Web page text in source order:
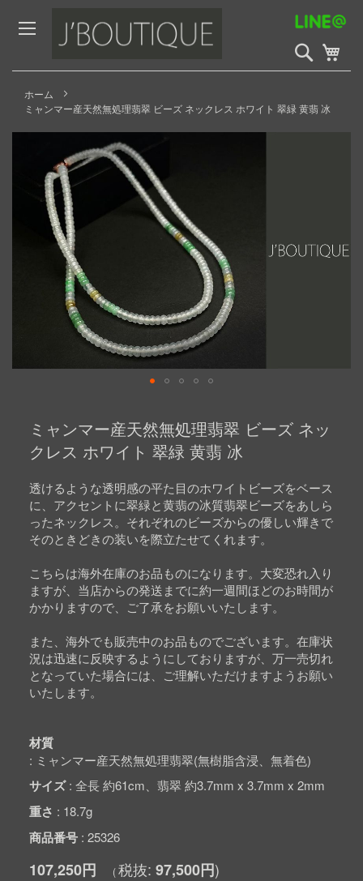
to
Content
検
索
開
ホーム
ミャンマー産天然無処理翡翠 ビーズ ネックレス ホワイト 翠緑 黄翡 冰
Skip
beginning
images
gallery
ミャンマー産天然無処理翡翠 ビーズ ネッ
クレス ホワイト 翠緑 黄翡 冰
透けるような透明感の平た目のホワイトビーズをベース
に、アクセントに翠緑と黄翡の冰質翡翠ビーズをあしら
ったネックレス。それぞれのビーズからの優しい輝きで
そのときどきの装いを際立たせてくれます。
こちらは海外在庫のお品ものになります。大変恐れ入り
ますが、当店からの発送までに約一週間ほどのお時間が
かかりますので、ご了承をお願いいたします。
また、海外でも販売中のお品ものでございます。在庫状
況は迅速に反映するようにしておりますが、万一売切れ
となっていた場合には、ご理解いただけますようお願い
いたします。
材質
ミャンマー産天然無処理翡翠(無樹脂含浸、無着色)
サイズ 全長 約61cm、翡翠 約3.7mm x 3.7mm x 2mm
重さ 18.7g
商品番号 25326
107,250円 97,500円